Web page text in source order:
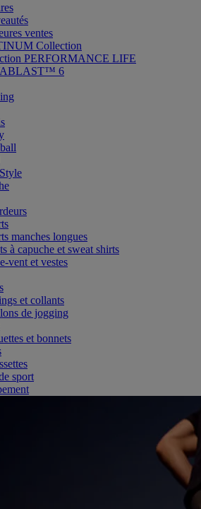
ventes
Collection
PERFORMANCE LIFE
6
manches longues
à capuche et sweat shirts
vent et vestes
et collants
de jogging
et bonnets
sport